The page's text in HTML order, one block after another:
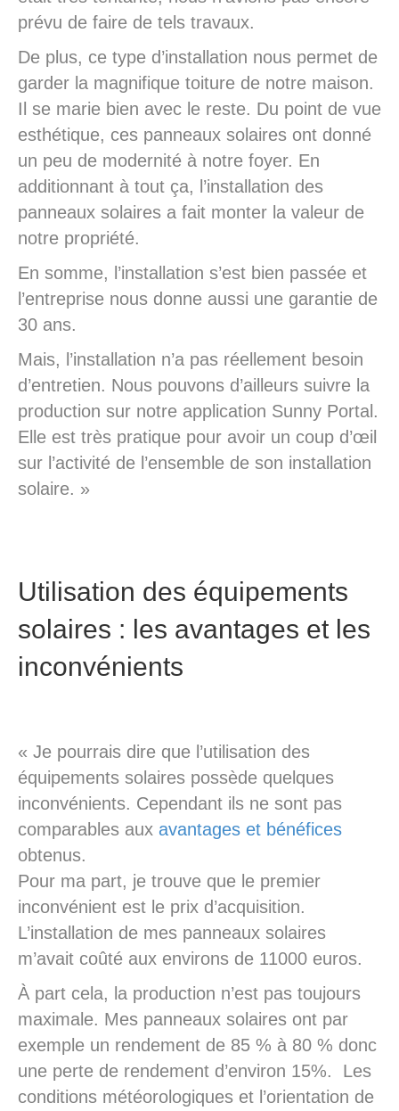
prévu de faire de tels travaux.
De plus, ce type d’installation nous permet de
garder la magnifique toiture de notre maison.
Il se marie bien avec le reste. Du point de vue
esthétique, ces panneaux solaires ont donné
un peu de modernité à notre foyer. En
additionnant à tout ça, l’installation des
panneaux solaires a fait monter la valeur de
notre propriété.
En somme, l’installation s’est bien passée et
l’entreprise nous donne aussi une garantie de
30 ans.
Mais, l’installation n’a pas réellement besoin
d’entretien. Nous pouvons d’ailleurs suivre la
production sur notre application Sunny Portal.
Elle est très pratique pour avoir un coup d’œil
sur l’activité de l’ensemble de son installation
solaire. »
Utilisation des équipements
solaires : les avantages et les
inconvénients
« Je pourrais dire que l’utilisation des
équipements solaires possède quelques
inconvénients. Cependant ils ne sont pas
comparables aux avantages et bénéfices
obtenus.
Pour ma part, je trouve que le premier
inconvénient est le prix d’acquisition.
L’installation de mes panneaux solaires
m’avait coûté aux environs de 11000 euros.
À part cela, la production n’est pas toujours
maximale. Mes panneaux solaires ont par
exemple un rendement de 85 % à 80 % donc
une perte de rendement d’environ 15%. Les
conditions météorologiques et l’orientation de